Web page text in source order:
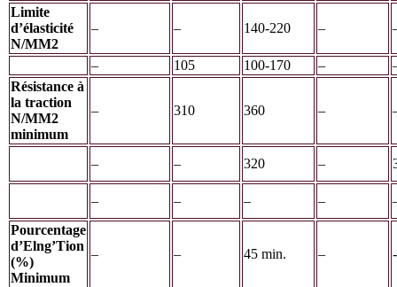
Limite
d’élasticité
N/MM2
– – 140-220 –
– 105 100-170 –
Résistance à
la traction
N/MM2
minimum
– 310 360 –
– – 320 –
– – – –
Pourcentage
d’Elng’Tion
(%)
Minimum
– – 45 min. –